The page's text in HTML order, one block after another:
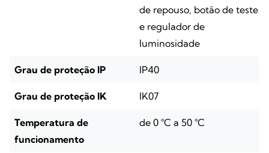
de repouso, botão de teste
e regulador de
luminosidade
Grau de proteção IP IP40
Grau de proteção IK IK07
Temperatura de
funcionamento
de 0 °C a 50 °C